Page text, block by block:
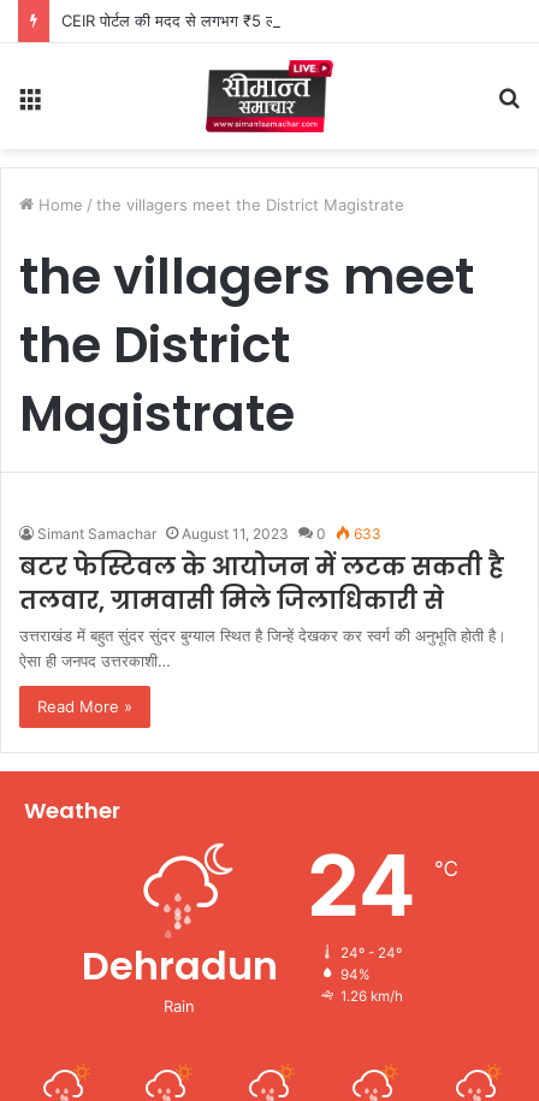
CEIR पोर्टल की मदद से लगभग ₹5 लाख मूल्य के 20 मोबाइल फोन बरामद
Home / the villagers meet the District Magistrate
the villagers meet
the District
Magistrate
Simant Samachar August 11, 2023 0 633
बटर फेस्टिवल के आयोजन में लटक सकती है
तलवार, ग्रामवासी मिले जिलाधिकारी से
उत्तराखंड में बहुत सुंदर सुंदर बुग्याल स्थित है जिन्हें देखकर कर स्वर्ग की अनुभूति होती है।
ऐसा ही जनपद उत्तरकाशी…
Read More »
Weather
Dehradun
Rain
24 ℃
24º - 24º
94%
1.26 km/h